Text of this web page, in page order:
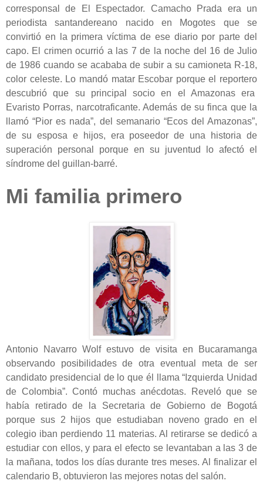
corresponsal de El Espectador. Camacho Prada era un
periodista santandereano nacido en Mogotes que se
convirtió en la primera víctima de ese diario por parte del
capo. El crimen ocurrió a las 7 de la noche del 16 de Julio
de 1986 cuando se acababa de subir a su camioneta R-18,
color celeste. Lo mandó matar Escobar porque el reportero
descubrió que su principal socio en el Amazonas era
Evaristo Porras, narcotraficante. Además de su finca que la
llamó “Pior es nada”, del semanario “Ecos del Amazonas”,
de su esposa e hijos, era poseedor de una historia de
superación personal porque en su juventud lo afectó el
síndrome del guillan-barré.
Mi familia primero
Antonio Navarro Wolf estuvo de visita en Bucaramanga
observando posibilidades de otra eventual meta de ser
candidato presidencial de lo que él llama “Izquierda Unidad
de Colombia”. Contó muchas anécdotas. Reveló que se
había retirado de la Secretaria de Gobierno de Bogotá
porque sus 2 hijos que estudiaban noveno grado en el
colegio iban perdiendo 11 materias. Al retirarse se dedicó a
estudiar con ellos, y para el efecto se levantaban a las 3 de
la mañana, todos los días durante tres meses. Al finalizar el
calendario B, obtuvieron las mejores notas del salón.